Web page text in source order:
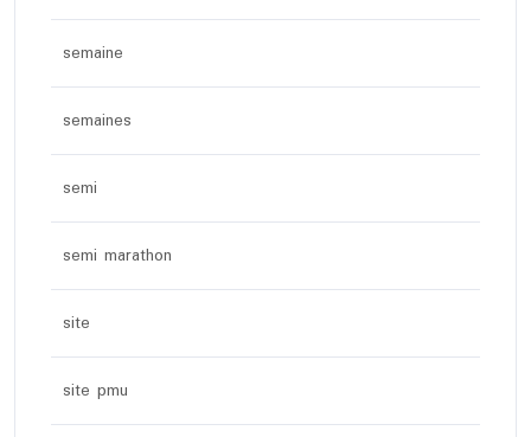
semaine
semaines
semi
semi marathon
site
site pmu